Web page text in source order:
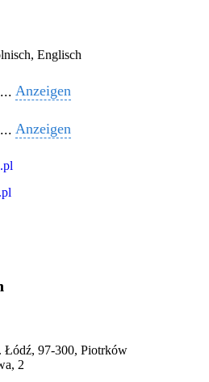
Englisch
Anzeigen
Anzeigen
Łódź, 97-300, Piotrków
2